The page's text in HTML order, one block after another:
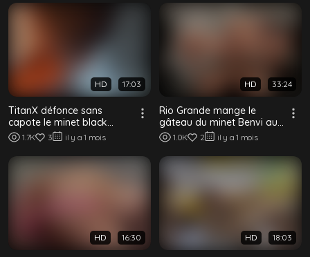
HD 17:03
TitanX défonce sans
capote le minet black
Roxas Caelum
1.7K 3 il y a 1 mois
HD 33:24
Rio Grande mange le
gâteau du minet Benvi au
petit-déj – bareback
interracial
1.0K 2 il y a 1 mois
HD 16:30 HD 18:03